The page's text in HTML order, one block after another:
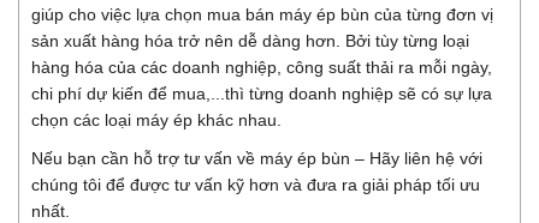
giúp cho việc lựa chọn mua bán máy ép bùn của từng đơn vị
sản xuất hàng hóa trở nên dễ dàng hơn. Bởi tùy từng loại
hàng hóa của các doanh nghiệp, công suất thải ra mỗi ngày,
chi phí dự kiến để mua,...thì từng doanh nghiệp sẽ có sự lựa
chọn các loại máy ép khác nhau.
Nếu bạn cần hỗ trợ tư vấn về máy ép bùn – Hãy liên hệ với
chúng tôi để được tư vấn kỹ hơn và đưa ra giải pháp tối ưu
nhất.